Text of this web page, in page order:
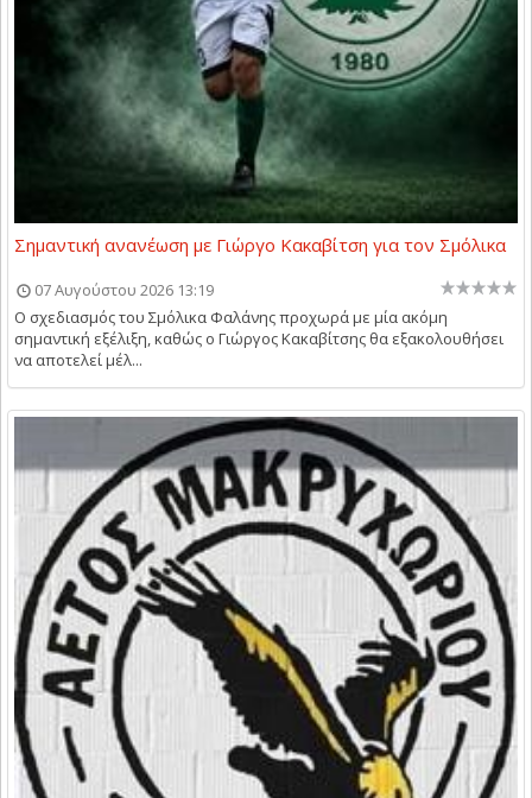
Σημαντική ανανέωση με Γιώργο Κακαβίτση για τον Σμόλικα
07 Αυγούστου 2026 13:19
Ο σχεδιασμός του Σμόλικα Φαλάνης προχωρά με μία ακόμη
σημαντική εξέλιξη, καθώς ο Γιώργος Κακαβίτσης θα εξακολουθήσει
να αποτελεί μέλ...